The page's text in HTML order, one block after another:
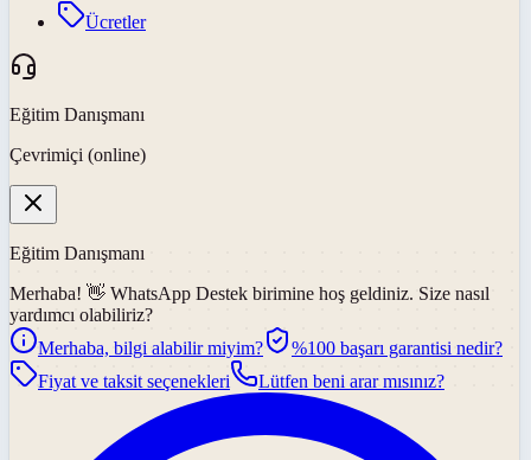
Ücretler
Eğitim Danışmanı
Çevrimiçi (online)
Eğitim Danışmanı
Merhaba! 👋 WhatsApp Destek birimine hoş geldiniz. Size nasıl
yardımcı olabiliriz?
Merhaba, bilgi alabilir miyim?
%100 başarı garantisi nedir?
Fiyat ve taksit seçenekleri
Lütfen beni arar mısınız?